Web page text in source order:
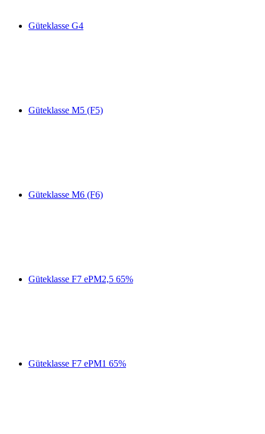
Güteklasse G4
Güteklasse M5 (F5)
Güteklasse M6 (F6)
Güteklasse F7 ePM2,5 65%
Güteklasse F7 ePM1 65%